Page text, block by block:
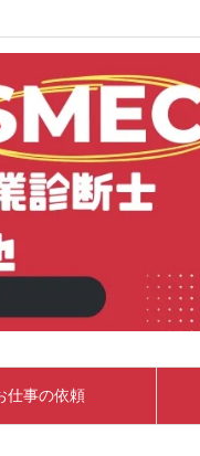
仕事の依頼